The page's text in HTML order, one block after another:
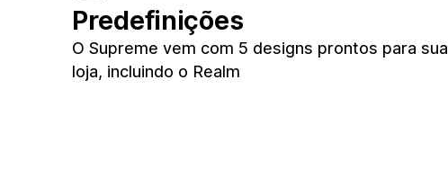
Predefinições
O Supreme vem com 5 designs prontos para sua
loja, incluindo o Realm